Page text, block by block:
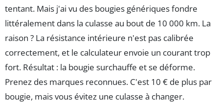
tentant. Mais j'ai vu des bougies génériques fondre
littéralement dans la culasse au bout de 10 000 km. La
raison ? La résistance intérieure n'est pas calibrée
correctement, et le calculateur envoie un courant trop
fort. Résultat : la bougie surchauffe et se déforme.
Prenez des marques reconnues. C'est 10 € de plus par
bougie, mais vous évitez une culasse à changer.